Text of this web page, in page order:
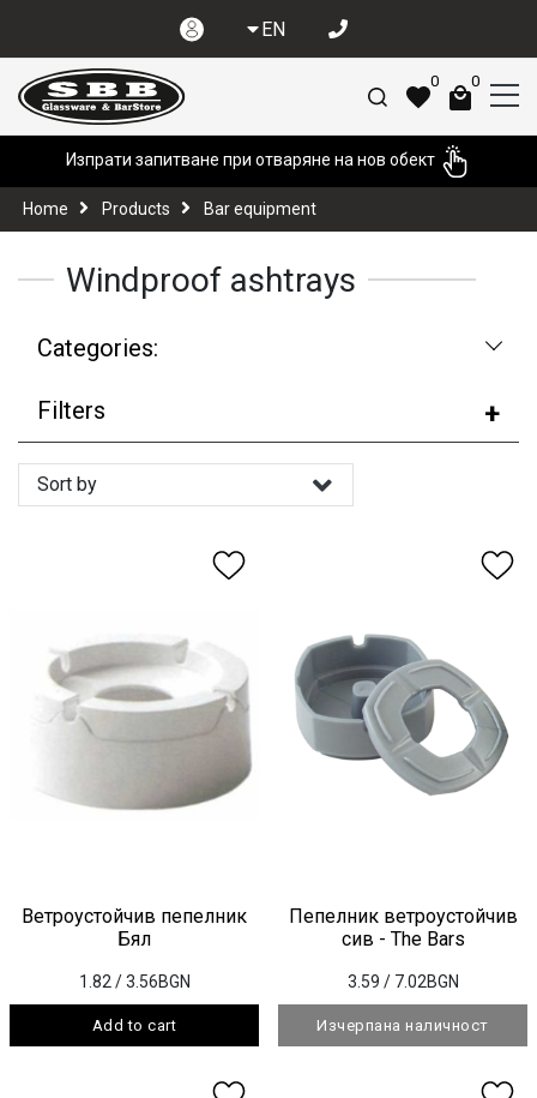
EN
0 0
Изпрати запитване при отваряне на нов обект
Home Products Bar equipment
Windproof ashtrays
Categories:
Filters
Sort by
Ветроустойчив пепелник
Бял
1.82 / 3.56BGN
Add to cart
Пепелник ветроустойчив
сив - The Bars
3.59 / 7.02BGN
Изчерпана наличност